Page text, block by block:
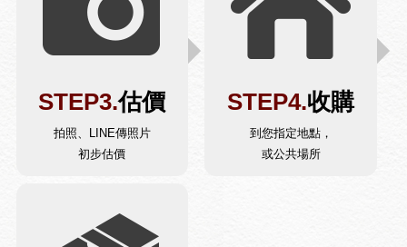
STEP3.估價
拍照、LINE傳照片
初步估價
STEP4.收購
到您指定地點，
或公共場所